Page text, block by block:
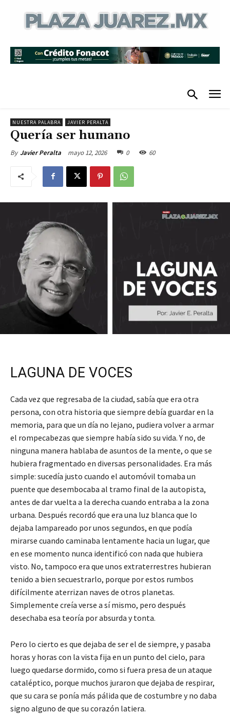
NUESTRA PALABRA JAVIER PERALTA
Quería ser humano
By Javier Peralta mayo 12, 2026 0 60
LAGUNA DE VOCES
Cada vez que regresaba de la ciudad, sabía que era otra
persona, con otra historia que siempre debía guardar en la
memoria, para que un día no lejano, pudiera volver a armar
el rompecabezas que siempre había sido su vida. Y no, de
ninguna manera hablaba de asuntos de la mente, o que se
hubiera fragmentado en diversas personalidades. Era más
simple: sucedía justo cuando el automóvil tomaba un
puente que desembocaba al tramo final de la autopista,
antes de dar vuelta a la derecha cuando entraba a la zona
urbana. Después recordó que era una luz blanca que lo
dejaba lampareado por unos segundos, en que podía
mirarse cuando caminaba lentamente hacia un lugar, que
en ese momento nunca identificó con nada que hubiera
visto. No, tampoco era que unos extraterrestres hubieran
tenido a bien secuestrarlo, porque por estos rumbos
difícilmente aterrizan naves de otros planetas.
Simplemente creía verse a sí mismo, pero después
desechaba esa teoría por absurda y tonta.
Pero lo cierto es que dejaba de ser el de siempre, y pasaba
horas y horas con la vista fija en un punto del cielo, para
luego quedarse dormido, como si fuera presa de un ataque
cataléptico, porque muchos juraron que dejaba de respirar,
que su cara se ponía más pálida que de costumbre y no daba
signo alguno de que su corazón latiera.